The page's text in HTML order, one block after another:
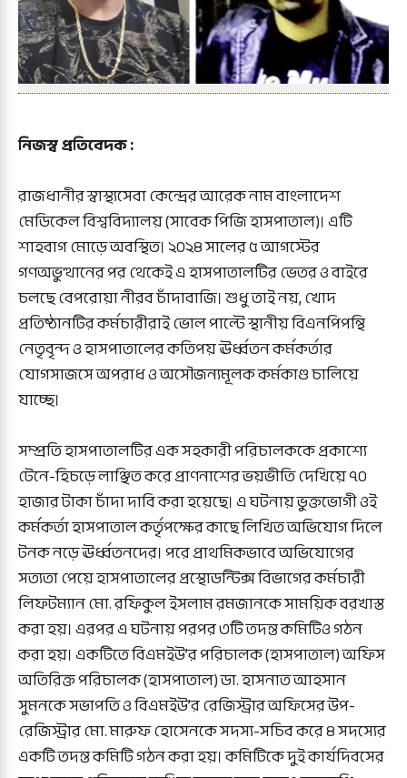
নিজস্ব প্রতিবেদক :
রাজধানীর স্বাস্থ্যসেবা কেন্দ্রের আরেক নাম বাংলাদেশ
মেডিকেল বিশ্ববিদ্যালয় (সাবেক পিজি হাসপাতাল)। এটি
শাহবাগ মোড়ে অবস্থিত। ২০২৪ সালের ৫ আগস্টের
গণঅভুত্থানের পর থেকেই এ হাসপাতালটির ভেতর ও বাইরে
চলছে বেপরোয়া নীরব চাঁদাবাজি। শুধু তাই নয়, খোদ
প্রতিষ্ঠানটির কর্মচারীরাই ভোল পাল্টে স্থানীয় বিএনপিপন্থি
নেতৃবৃন্দ ও হাসপাতালের কতিপয় ঊর্ধ্বতন কর্মকর্তার
যোগসাজসে অপরাধ ও অসৌজন্যমূলক কর্মকাণ্ড চালিয়ে
যাচ্ছে।
সম্প্রতি হাসপাতালটির এক সহকারী পরিচালককে প্রকাশ্যে
টেনে-হিচড়ে লাঞ্ছিত করে প্রাণনাশের ভয়ভীতি দেখিয়ে ৭০
হাজার টাকা চাঁদা দাবি করা হয়েছে। এ ঘটনায় ভুক্তভোগী ওই
কর্মকর্তা হাসপাতাল কর্তৃপক্ষের কাছে লিখিত অভিযোগ দিলে
টনক নড়ে ঊর্ধ্বতনদের। পরে প্রাথমিকভাবে অভিযোগের
সত্যতা পেয়ে হাসপাতালের প্রস্থোডন্টিক্স বিভাগের কর্মচারী
লিফটম্যান মো. রফিকুল ইসলাম রমজানকে সাময়িক বরখাস্ত
করা হয়। এরপর এ ঘটনায় পরপর ৩টি তদন্ত কমিটিও গঠন
করা হয়। একটিতে বিএমইউ’র পরিচালক (হাসপাতাল) অফিস
অতিরিক্ত পরিচালক (হাসপাতাল) ডা. হাসনাত আহসান
সুমনকে সভাপতি ও বিএমইউ’র রেজিস্ট্রার অফিসের উপ-
রেজিস্ট্রার মো. মারুফ হোসেনকে সদস্য-সচিব করে ৪ সদস্যের
একটি তদন্ত কমিটি গঠন করা হয়। কমিটিকে দুই কার্যদিবসের